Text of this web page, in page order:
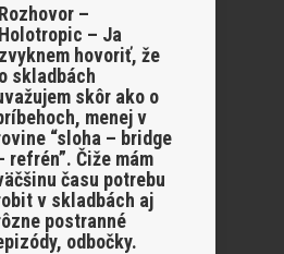
Rozhovor –
Holotropic – Ja
zvyknem hovoriť, že
o skladbách
skôr ako o
menej v
“sloha – bridge
refrén”. Čiže mám
času potrebu
v skladbách aj
postranné
odbočky.